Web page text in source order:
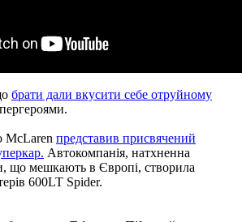
брати дали вкусити себе отруйному
McLaren представив присвячений
Автокомпанія, натхненна
що мешкають в Європі, створила
600LT Spider.